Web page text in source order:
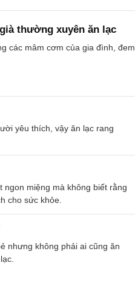
thường xuyên ăn lạc
các mâm cơm của gia đình, đem
yêu thích, vậy ăn lạc rang
ngon miệng mà không biết rằng
cho sức khỏe.
nhưng không phải ai cũng ăn